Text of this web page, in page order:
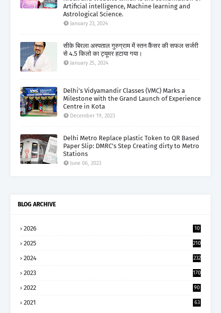
Artificial intelligence, Machine learning and
Astrological Science.
January 23, 2024
सीके बिरला अस्पताल गुरुग्राम में स्तन कैंसर की सफल सर्जरी
से 4.5 किलो का ट्यूमर हटाया गया।
January 25, 2024
Delhi’s Vidyamandir Classes (VMC) Marks a
Milestone with the Grand Launch of Experience
Centre in Kota
December 19, 2023
Delhi Metro Replace plastic Token to QR Based
Paper Slip: DMRC's Step Creating dirty to Metro
Stations
June 06, 2023
BLOG ARCHIVE
2026
10
2025 210
2024 232
2023 170
2022 90
2021 63